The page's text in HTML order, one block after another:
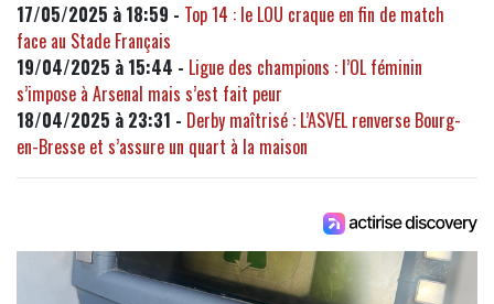
17/05/2025 à 18:59 - Top 14 : le LOU craque en fin de match
face au Stade Français
19/04/2025 à 15:44 - Ligue des champions : l’OL féminin
s’impose à Arsenal mais s’est fait peur
18/04/2025 à 23:31 - Derby maîtrisé : L’ASVEL renverse Bourg-
en-Bresse et s’assure un quart à la maison